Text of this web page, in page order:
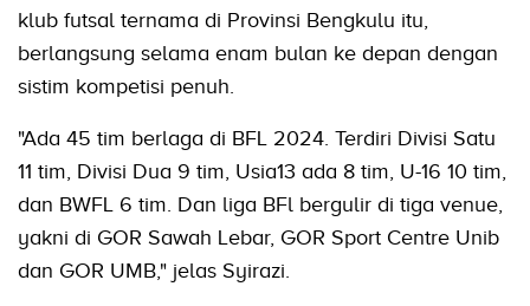
klub futsal ternama di Provinsi Bengkulu itu,
berlangsung selama enam bulan ke depan dengan
sistim kompetisi penuh.
"Ada 45 tim berlaga di BFL 2024. Terdiri Divisi Satu
11 tim, Divisi Dua 9 tim, Usia13 ada 8 tim, U-16 10 tim,
dan BWFL 6 tim. Dan liga BFl bergulir di tiga venue,
yakni di GOR Sawah Lebar, GOR Sport Centre Unib
dan GOR UMB," jelas Syirazi.